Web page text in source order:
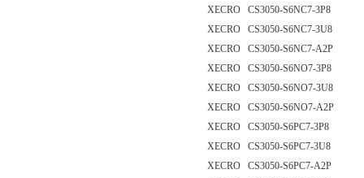
XECRO CS3050-S6NC7-3P8
XECRO CS3050-S6NC7-3U8
XECRO CS3050-S6NC7-A2P
XECRO CS3050-S6NO7-3P8
XECRO CS3050-S6NO7-3U8
XECRO CS3050-S6NO7-A2P
XECRO CS3050-S6PC7-3P8
XECRO CS3050-S6PC7-3U8
XECRO CS3050-S6PC7-A2P